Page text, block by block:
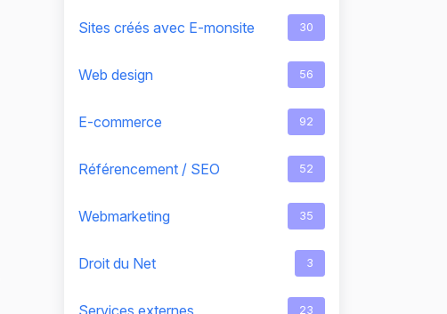
Sites créés avec E-monsite 30
Web design 56
E-commerce 92
Référencement / SEO 52
Webmarketing 35
Droit du Net 3
Services externes 23